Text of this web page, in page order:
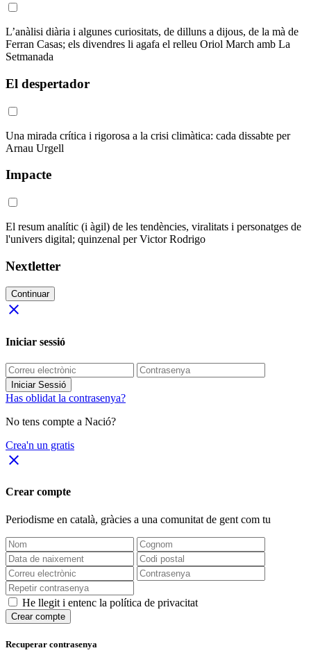
L’anàlisi diària i algunes curiositats, de dilluns a dijous, de la mà de
Ferran Casas; els divendres li agafa el relleu Oriol March amb La
Setmanada
El despertador
Una mirada crítica i rigorosa a la crisi climàtica: cada dissabte per
Arnau Urgell
Impacte
El resum analític (i àgil) de les tendències, viralitats i personatges de
l'univers digital; quinzenal per Victor Rodrigo
Nextletter
Continuar
close
Iniciar sessió
Iniciar Sessió
Has oblidat la contrasenya?
No tens compte a Nació?
Crea'n un gratis
close
Crear compte
Periodisme en català, gràcies a una comunitat de gent com tu
He llegit i entenc la política de privacitat
Crear compte
Recuperar contrasenya